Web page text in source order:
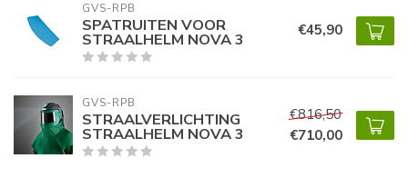
GVS-RPB
SPATRUITEN VOOR
STRAALHELM NOVA 3 €45,90
GVS-RPB
STRAALVERLICHTING
STRAALHELM NOVA 3
€816,50
€710,00